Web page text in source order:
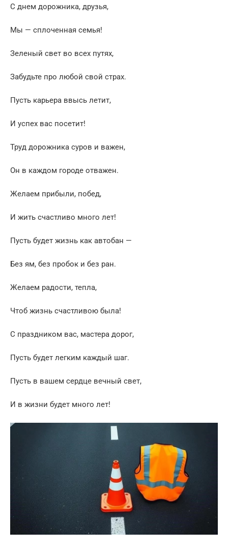
С днем дорожника, друзья,
Мы — сплоченная семья!
Зеленый свет во всех путях,
Забудьте про любой свой страх.
Пусть карьера ввысь летит,
И успех вас посетит!
Труд дорожника суров и важен,
Он в каждом городе отважен.
Желаем прибыли, побед,
И жить счастливо много лет!
Пусть будет жизнь как автобан —
Без ям, без пробок и без ран.
Желаем радости, тепла,
Чтоб жизнь счастливою была!
С праздником вас, мастера дорог,
Пусть будет легким каждый шаг.
Пусть в вашем сердце вечный свет,
И в жизни будет много лет!